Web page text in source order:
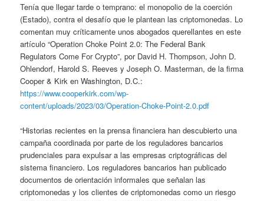
Tenía que llegar tarde o temprano: el monopolio de la coerción
(Estado), contra el desafío que le plantean las criptomonedas. Lo
comentan muy críticamente unos abogados querellantes en este
artículo “Operation Choke Point 2.0: The Federal Bank
Regulators Come For Crypto”, por David H. Thompson, John D.
Ohlendorf, Harold S. Reeves y Joseph O. Masterman, de la firma
Cooper & Kirk en Washington, D.C.:
https://www.cooperkirk.com/wp-
content/uploads/2023/03/Operation-Choke-Point-2.0.pdf
“Historias recientes en la prensa financiera han descubierto una
campaña coordinada por parte de los reguladores bancarios
prudenciales para expulsar a las empresas criptográficas del
sistema financiero. Los reguladores bancarios han publicado
documentos de orientación informales que señalan las
criptomonedas y los clientes de criptomonedas como un riesgo